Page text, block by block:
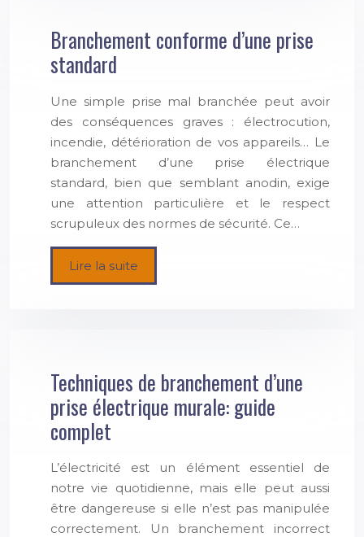
Branchement conforme d’une prise
standard
Une simple prise mal branchée peut avoir
des conséquences graves : électrocution,
incendie, détérioration de vos appareils… Le
branchement d’une prise électrique
standard, bien que semblant anodin, exige
une attention particulière et le respect
scrupuleux des normes de sécurité. Ce…
Lire la suite
Techniques de branchement d’une
prise électrique murale: guide
complet
L’électricité est un élément essentiel de
notre vie quotidienne, mais elle peut aussi
être dangereuse si elle n’est pas manipulée
correctement. Un branchement incorrect